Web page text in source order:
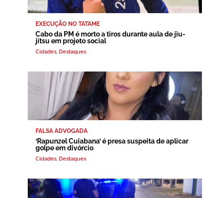
EXECUÇÃO NO TATAME
Cabo da PM é morto a tiros durante aula de jiu-
jítsu em projeto social
Cidades, Destaques
FALSA ADVOGADA
‘Rapunzel Cuiabana’ é presa suspeita de aplicar
golpe em divórcio
Cidades, Destaques